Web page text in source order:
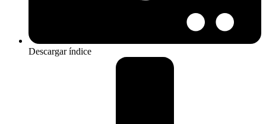
Descargar índice